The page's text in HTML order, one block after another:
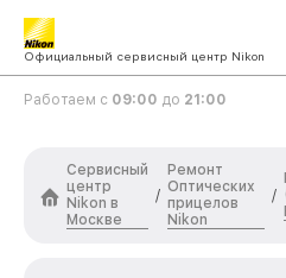
Официальный сервисный центр Nikon
Работаем с 09:00 до 21:00
Сервисный
центр
Nikon в
Москве
/
Ремонт
Оптических
прицелов
Nikon
/